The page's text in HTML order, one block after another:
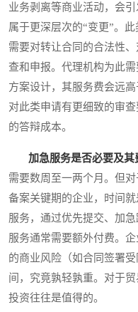
业务剥离等商业活动，会
属于更深层次的“变更”。
需要对转让合同的合法性
查和申报。代理机构为此
方案设计，其服务费会远
对此类申请有更细致的审
的答辩成本。
加急服务是否必要及其
需要数周至一两个月。但
备案关键期的企业，时间
服务，通过优先提交、加
服务通常需要额外付费。
的商业风险（如合同签署
间，究竟孰轻孰重。对于
投资往往是值得的。